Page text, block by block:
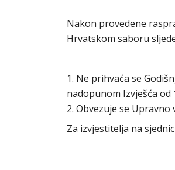
Nakon provedene
Hrvatskom saboru
1. Ne prihvaća se
nadopunom Izvješća od
2. Obvezuje se
Za izvjestitelja na